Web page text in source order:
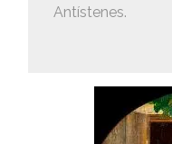
Antístenes.